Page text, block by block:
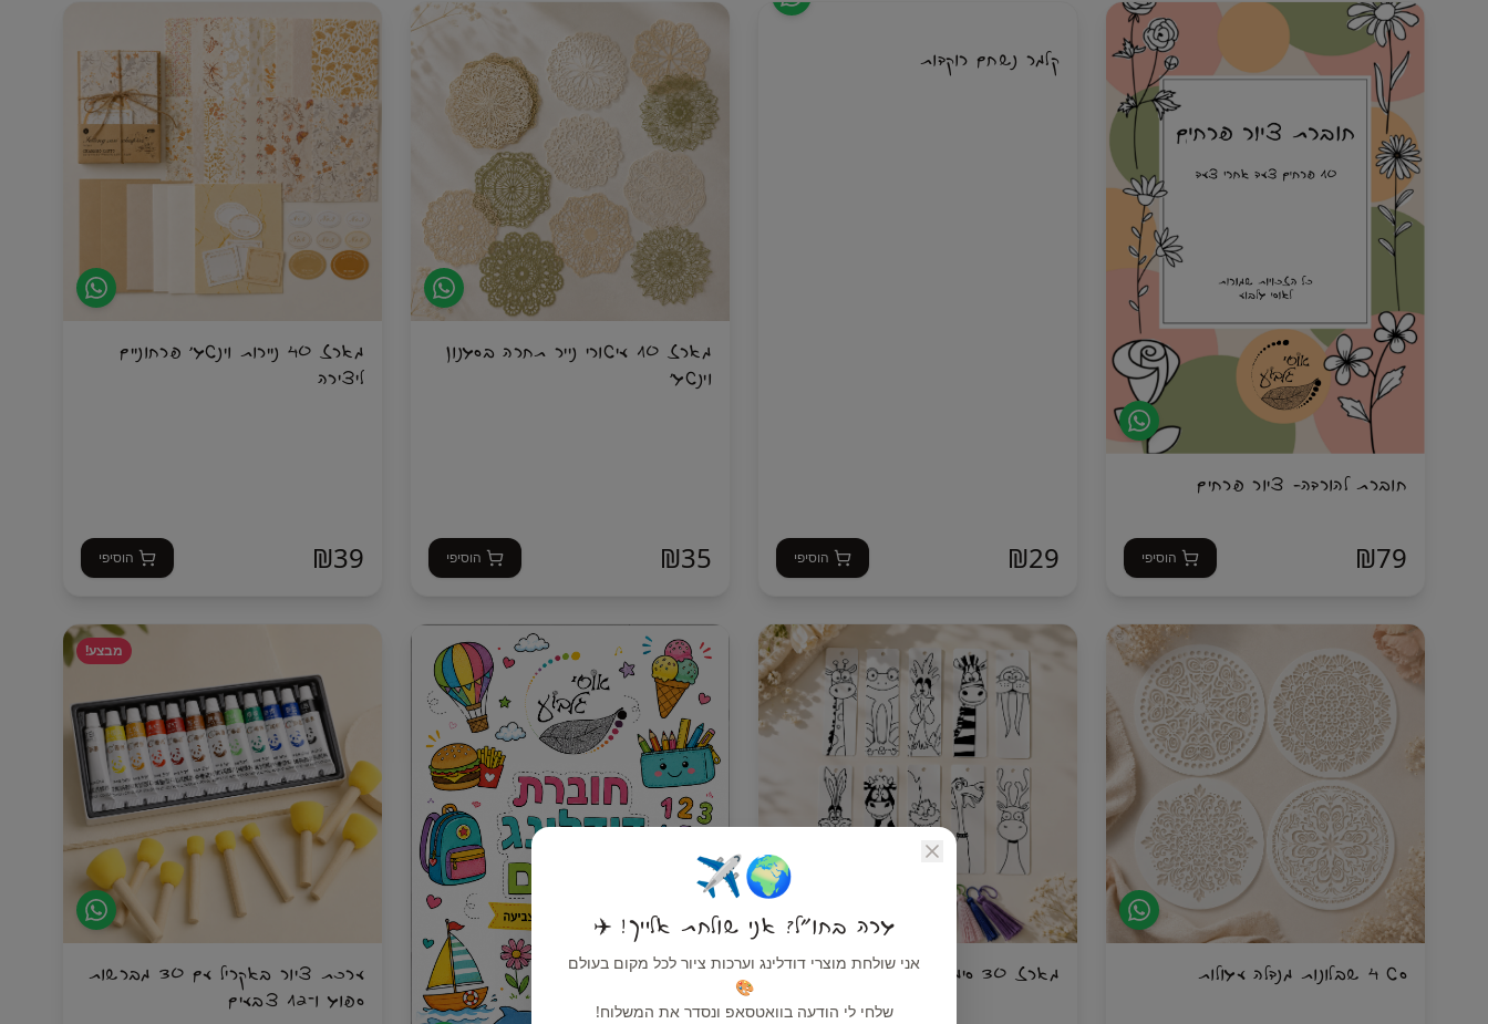
🌍✈️
גרה בחו"ל? אני שולחת אלייך! ✈️
אני שולחת מוצרי דודלינג וערכות ציור לכל מקום בעולם
🎨
שלחי לי הודעה בוואטסאפ ונסדר את המשלוח!
מארז מושלם למי שאוהבת לעבוד עם מגוון גדול של
שימו לב: טושים אלכוהוליים עלולים לחדור דרך נייר
דק, ולכן מומלץ לעבוד על נייר מתאים או להניח דף
מתאים לטושים אלכוהוליים שעדיף לאחסן בצורה
גובה 33 ס"מ רוחב 17 עומק 13.5
✨ יוצרת אפקט מרהיב של צבעים זוהרים על רקע
✨ מעניקה חוויית יצירה רגועה, מהנה ומלאת
השראה
הדודלינג ובין אם את כבר מאיירת ומחפשת את
תעניק לך חופש יצירתי מוחלט, רוגע והנאה ללא
פשרות.
חוברת להורדה- ציור פרחים
₪79 הוסיפי
קלמר נשחם רוקדות
₪29 הוסיפי
מארז 10 עיטורי נייר תחרה בסגנון
וינטג׳
₪35 הוסיפי
מארז 40 ניירות וינטג׳ פרחוניים
ליצירה
₪39 הוסיפי
סט 4 שבלונות מנדלה עגולות מארז 30 סימניות חיות לצביעה
מבצע!
ערכת ציור באקריל עם 30 מברשות
ספוג ו־12 צבעים